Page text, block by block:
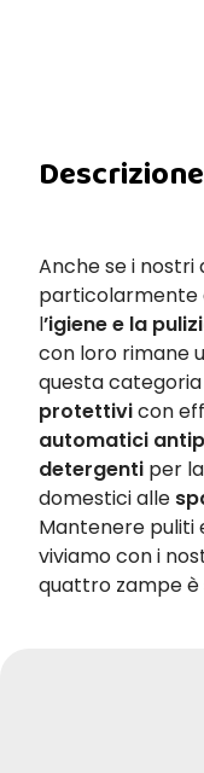
Descrizione
Anche se i nostri
particolarmente
l’igiene e la
con loro rimane
questa
protettivicon
automatici
detergenti per
domestici alle
Mantenere puliti
viviamo con i
quattro zampe è